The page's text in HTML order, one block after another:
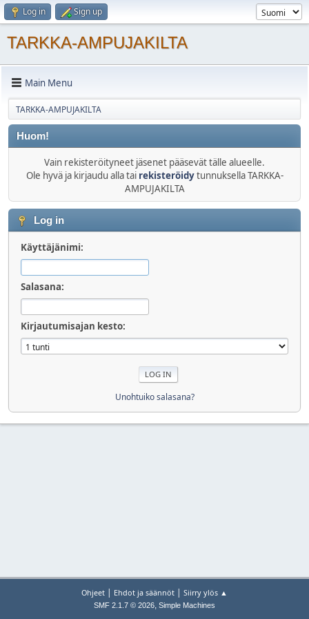
Log in Sign up
TARKKA-AMPUJAKILTA
Main Menu
TARKKA-AMPUJAKILTA
Huom!
Vain rekisteröityneet jäsenet pääsevät tälle alueelle.
Ole hyvä ja kirjaudu alla tai rekisteröidytunnuksella TARKKA-
AMPUJAKILTA
Log in
Käyttäjänimi:
Salasana:
Kirjautumisajan kesto:
Unohtuiko salasana?
Ohjeet | Ehdot ja säännöt | Siirry ylös ▲
SMF 2.1.7 © 2026, Simple Machines